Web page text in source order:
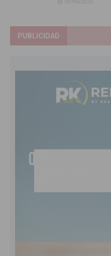
PUBLICIDAD